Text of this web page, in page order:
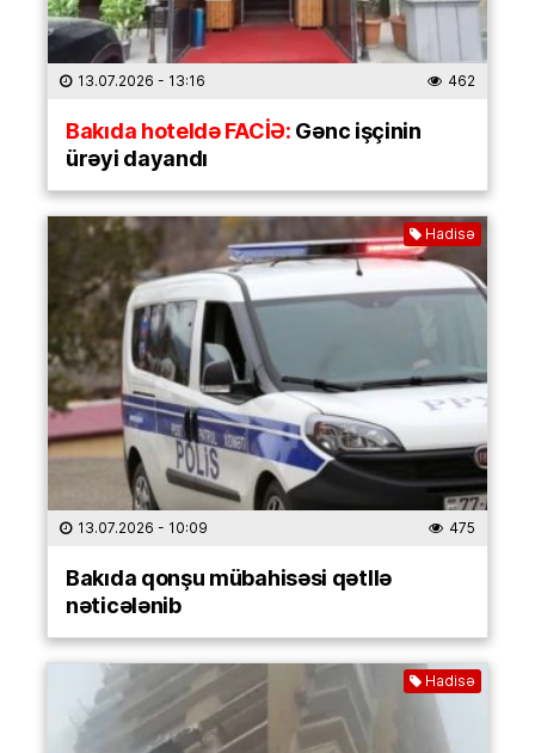
13.07.2026 - 13:16 462
Bakıda hoteldə FACİƏ:Gənc işçinin
ürəyi dayandı
Hadisə
13.07.2026 - 10:09 475
Bakıda qonşu mübahisəsi qətllə
nəticələnib
Hadisə